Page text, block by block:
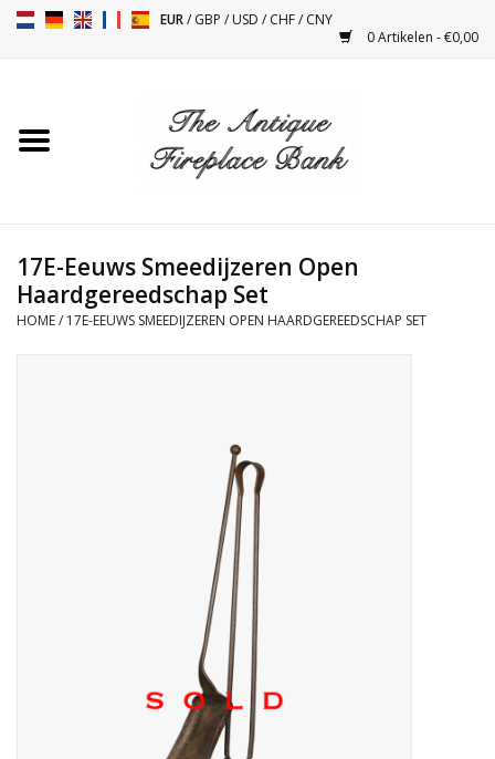
EUR/GBP /USD /CHF/CNY
0 Artikelen - €0,00
Toebehoren
Kacheltjes
Vloeren - Steen, Terra Cotta
17E-Eeuws Smeedijzeren Open
Haardgereedschap Set
HOME/ 17E-EEUWS SMEEDIJZEREN OPEN HAARDGEREEDSCHAP SET